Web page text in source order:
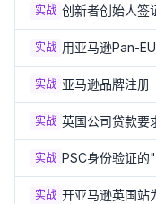
实战 创新者创始人签
点：怎样才算"
实战 用亚马逊Pan-
德法意西波5国
实战 亚马逊品牌注册
么必须要有英国
实战 英国公司贷款要
Guarantee）？
（2026）
实战 PSC身份验证的
天？出生月份规
实战 开亚马逊英国站